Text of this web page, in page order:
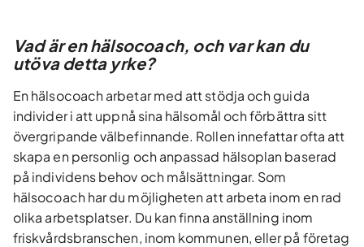
Vad är en hälsocoach, och var kan du
utöva detta yrke?
En hälsocoach arbetar med att stödja och guida
individer i att uppnå sina hälsomål och förbättra sitt
övergripande välbefinnande. Rollen innefattar ofta att
skapa en personlig och anpassad hälsoplan baserad
på individens behov och målsättningar. Som
hälsocoach har du möjligheten att arbeta inom en rad
olika arbetsplatser. Du kan finna anställning inom
friskvårdsbranschen, inom kommunen, eller på företag